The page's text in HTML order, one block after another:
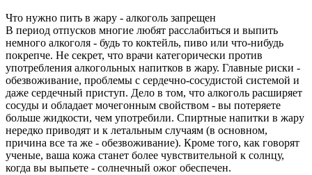
Что нужно пить в жару - алкоголь запрещен
В период отпусков многие любят расслабиться и выпить
немного алкоголя - будь то коктейль, пиво или что-нибудь
покрепче. Не секрет, что врачи категорически против
употребления алкогольных напитков в жару. Главные риски -
обезвоживание, проблемы с сердечно-сосудистой системой и
даже сердечный приступ. Дело в том, что алкоголь расширяет
сосуды и обладает мочегонным свойством - вы потеряете
больше жидкости, чем употребили. Спиртные напитки в жару
нередко приводят и к летальным случаям (в основном,
причина все та же - обезвоживание). Кроме того, как говорят
ученые, ваша кожа станет более чувствительной к солнцу,
когда вы выпьете - солнечный ожог обеспечен.